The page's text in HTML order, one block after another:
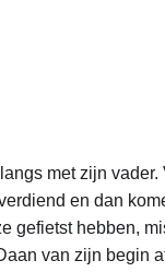
met zijn
en dan
gefietst hebben,
van zijn begin